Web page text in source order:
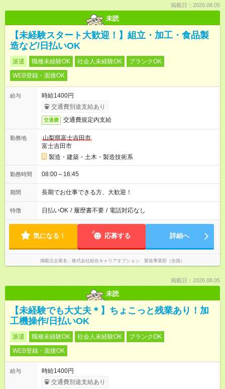
掲載日：2026.08.05
未読
【未経験スタート大歓迎！】組立・加工・食品製
造など/日払いOK
派遣 職種未経験OK 社会人未経験OK
ブランクOK
WEB登録・面接OK
給与
時給1400円
交通費別途支給あり
交通費 交通費規定内支給
勤務地
山梨県富士吉田市
富士吉田市
製造・建築・土木・製造技術系
勤務時間 08:00～16:45
期間 長期でお仕事できる方、大歓迎！
特徴 日払いOK / 履歴書不要 / 電話対応なし
気になる！ 応募する 詳細へ
掲載元企業名 株式会社綜合キャリアオプション 製造事業部（全国）
掲載日：2026.08.05
未読
【未経験でも大丈夫＊】ちょこっと残業あり！加
工機操作/日払いOK
派遣 職種未経験OK 社会人未経験OK
ブランクOK
WEB登録・面接OK
給与
時給1400円
交通費別途支給あり